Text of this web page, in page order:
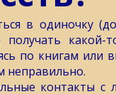
в одиночку
какой-
по книгам или
неправильно.
контакты